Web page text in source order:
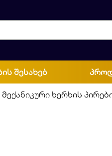
შესახებ
მექანიკური ხერხის